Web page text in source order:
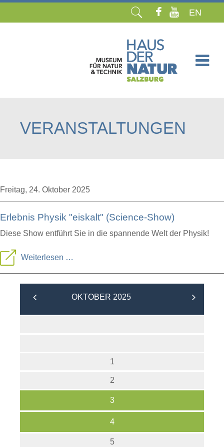
EN
VERANSTALTUNGEN
Freitag, 24. Oktober 2025
Erlebnis Physik "eiskalt" (Science-Show)
Diese Show entführt Sie in die spannende Welt der Physik!
Weiterlesen …
Physik
OKTOBER 2025
1
2
3
4
5